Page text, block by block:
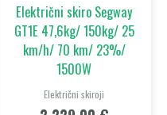
Električni skiro Segway
GT1E 47,6kg/ 150kg/ 25
km/h/ 70 km/ 23%/
1500W
Električni skiroji